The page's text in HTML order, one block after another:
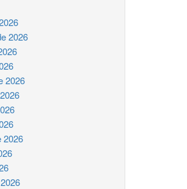
2026
2026
2026